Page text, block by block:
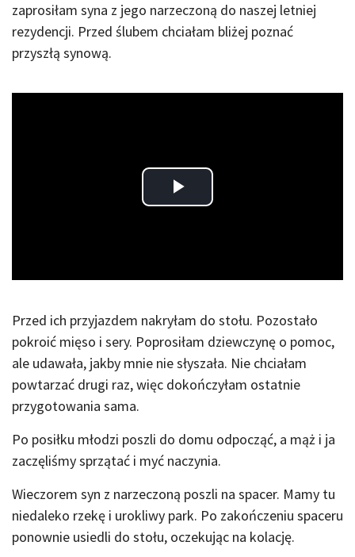
zaprosiłam syna z jego narzeczoną do naszej letniej
rezydencji. Przed ślubem chciałam bliżej poznać
przyszłą synową.
Play
Przed ich przyjazdem nakryłam do stołu. Pozostało
pokroić mięso i sery. Poprosiłam dziewczynę o pomoc,
ale udawała, jakby mnie nie słyszała. Nie chciałam
powtarzać drugi raz, więc dokończyłam ostatnie
przygotowania sama.
Po posiłku młodzi poszli do domu odpocząć, a mąż i ja
zaczęliśmy sprzątać i myć naczynia.
Wieczorem syn z narzeczoną poszli na spacer. Mamy tu
niedaleko rzekę i urokliwy park. Po zakończeniu spaceru
ponownie usiedli do stołu, oczekując na kolację.